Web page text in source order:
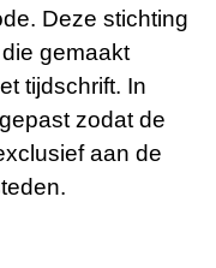
Deze stichting
gemaakt
tijdschrift. In
zodat de
aan de